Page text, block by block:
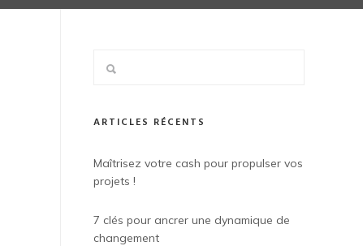
ARTICLES RÉCENTS
Maîtrisez votre cash pour propulser vos
projets !
7 clés pour ancrer une dynamique de
changement